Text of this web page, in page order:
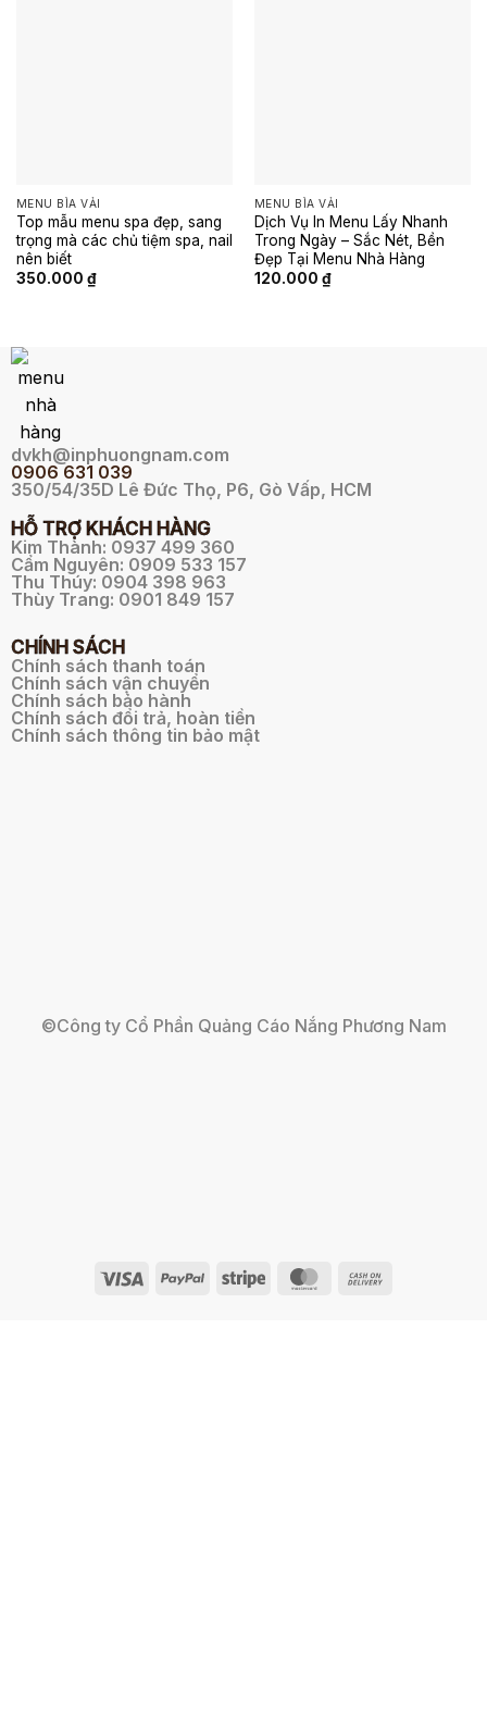
MENU BÌA VẢI
Top mẫu menu spa đẹp, sang
trọng mà các chủ tiệm spa, nail
nên biết
350.000 ₫
MENU BÌA VẢI
Dịch Vụ In Menu Lấy Nhanh
Trong Ngày – Sắc Nét, Bền
Đẹp Tại Menu Nhà Hàng
120.000 ₫
dvkh@inphuongnam.com
0906 631 039
350/54/35D Lê Đức Thọ, P6, Gò Vấp, HCM
HỖ TRỢ KHÁCH HÀNG
Kim Thành: 0937 499 360
Cẩm Nguyên: 0909 533 157
Thu Thúy: 0904 398 963
Thùy Trang: 0901 849 157
CHÍNH SÁCH
Chính sách thanh toán
Chính sách vận chuyển
Chính sách bảo hành
Chính sách đổi trả, hoàn tiền
Chính sách thông tin bảo mật
©Công ty Cổ Phần Quảng Cáo Nắng Phương Nam